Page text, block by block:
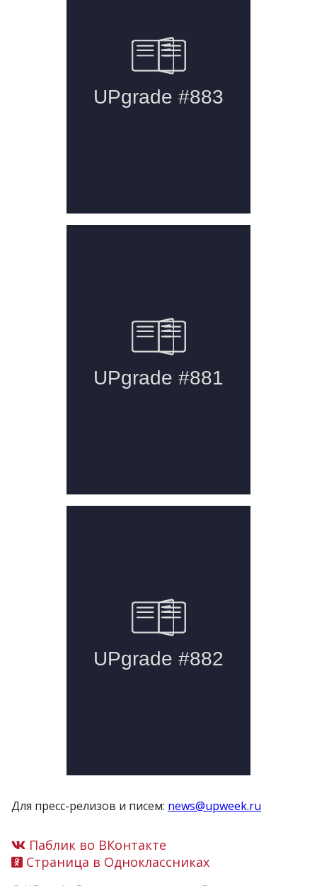
Для пресс-релизов и писем: news@upweek.ru
Паблик во ВКонтакте
Страница в Одноклассниках